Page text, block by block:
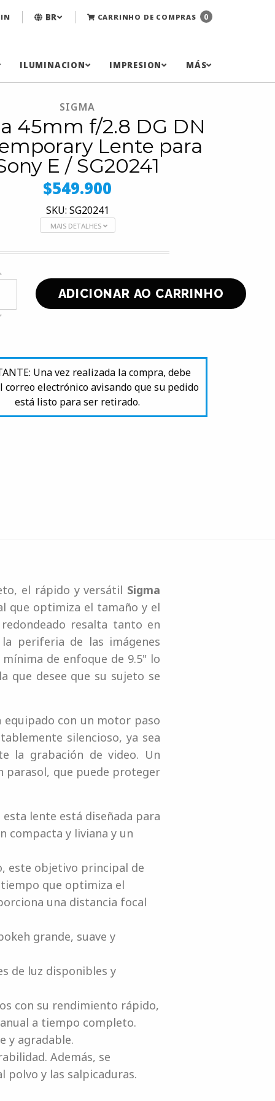
BR CARRINHO DE COMPRAS 0
ILUMINACION IMPRESION MÁS
SIGMA
45mm f/2.8 DG DN
Lente para
E / SG20241
$549.900
SKU: SG20241
MAIS DETALHES
Una vez realizada la compra, debe
correo electrónico avisando que su pedido
está listo para ser retirado.
el rápido y versátil Sigma
optimiza el tamaño y el
resalta tanto en
periferia de las imágenes
de enfoque de 9.5" lo
que desee que su sujeto se
con un motor paso
silencioso, ya sea
la grabación de video. Un
parasol, que puede proteger
lente está diseñada para
compacta y liviana y un
este objetivo principal de
que optimiza el
una distancia focal
grande, suave y
de luz disponibles y
con su rendimiento rápido,
a tiempo completo.
y agradable.
Además, se
polvo y las salpicaduras.